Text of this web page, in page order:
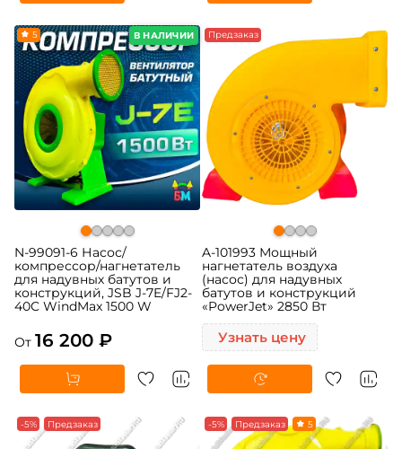
В НАЛИЧИИ
5
N-99091-6 Насос/
компрессор/нагнетатель
для надувных батутов и
конструкций, JSB J-7E/FJ2-
40C WindMax 1500 W
От 16 200 ₽
Предзаказ
A-101993 Мощный
нагнетатель воздуха
(насос) для надувных
батутов и конструкций
«PowerJet» 2850 Вт
Узнать цену
-5% Предзаказ -5% Предзаказ 5